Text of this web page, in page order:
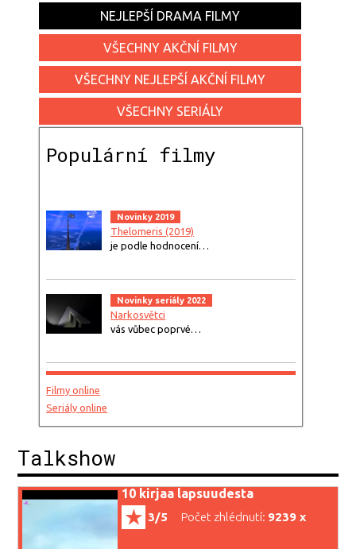
NEJLEPŠÍ DRAMA FILMY
VŠECHNY AKČNÍ FILMY
VŠECHNY NEJLEPŠÍ AKČNÍ FILMY
VŠECHNY SERIÁLY
Populární filmy
Novinky 2019
Thelomeris (2019)
je podle hodnocení…
Novinky seriály 2022
Narkosvětci
vás vůbec poprvé…
Filmy online
Seriály online
Talkshow
10 kirjaa lapsuudesta
3/5 Počet zhlédnutí: 9239 x